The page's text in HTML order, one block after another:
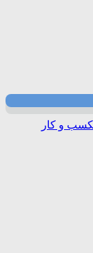
کسب و کار